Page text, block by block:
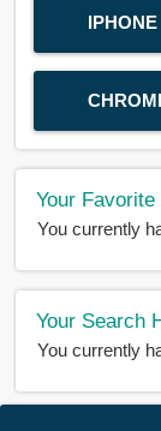
Your Favorite
You currently
Your Search
You currently